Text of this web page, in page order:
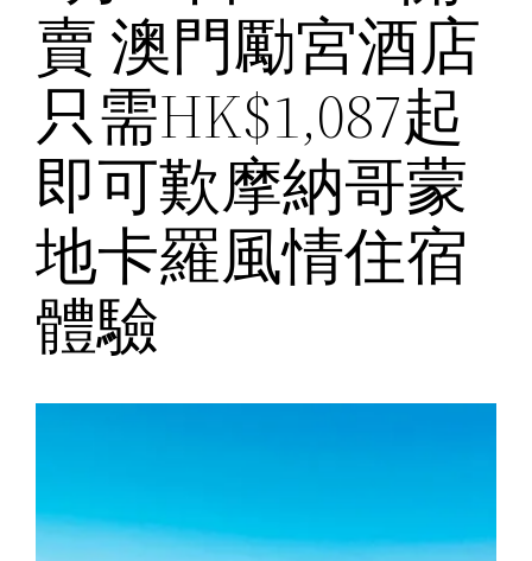
賣 澳門勵宮酒店
只需HK$1,087起
即可歎摩納哥蒙
地卡羅風情住宿
體驗